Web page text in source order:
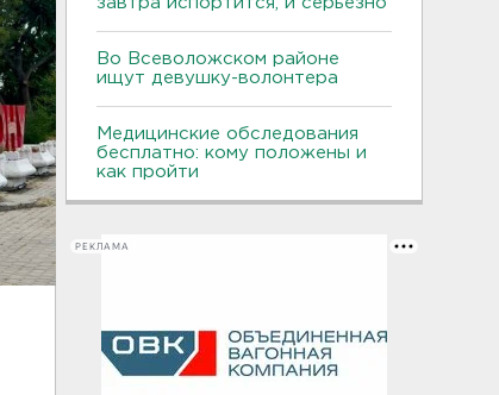
Во Всеволожском районе
ищут девушку-волонтера
Медицинские обследования
бесплатно: кому положены и
как пройти
РЕКЛАМА